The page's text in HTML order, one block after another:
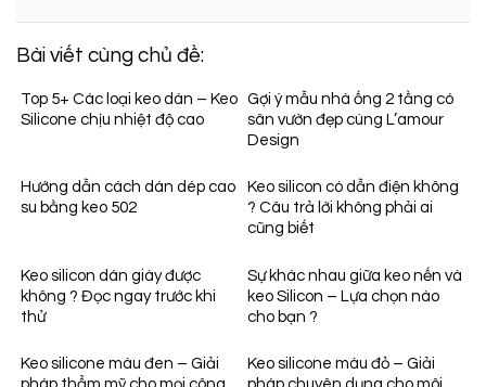
Bài viết cùng chủ đề:
Top 5+ Các loại keo dán – Keo
Silicone chịu nhiệt độ cao
Gợi ý mẫu nhà ống 2 tầng có
sân vườn đẹp cùng L’amour
Design
Hướng dẫn cách dán dép cao
su bằng keo 502
Keo silicon có dẫn điện không
? Câu trả lời không phải ai
cũng biết
Keo silicon dán giày được
không ? Đọc ngay trước khi
thử
Sự khác nhau giữa keo nến và
keo Silicon – Lựa chọn nào
cho bạn ?
Keo silicone màu đen – Giải
Keo silicone màu đỏ – Giải